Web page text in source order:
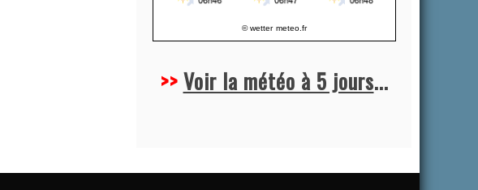
© wetter meteo.fr
>>Voir la météo à 5 jours...